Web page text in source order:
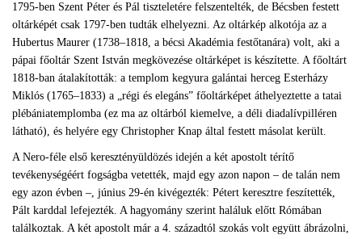
1795-ben Szent Péter és Pál tiszteletére felszentelték, de Bécsben festett
oltárképét csak 1797-ben tudták elhelyezni. Az oltárkép alkotója az a
Hubertus Maurer (1738–1818, a bécsi Akadémia festőtanára) volt, aki a
pápai főoltár Szent István megkövezése oltárképet is készítette. A főoltárt
1818-ban átalakították: a templom kegyura galántai herceg Esterházy
Miklós (1765–1833) a „régi és elegáns” főoltárképet áthelyeztette a tatai
plébániatemplomba (ez ma az oltárból kiemelve, a déli diadalívpilléren
látható), és helyére egy Christopher Knap által festett másolat került.
A Nero-féle első keresztényüldözés idején a két apostolt térítő
tevékenységéért fogságba vetették, majd egy azon napon – de talán nem
egy azon évben –, június 29-én kivégezték: Pétert keresztre feszítették,
Pált karddal lefejezték. A hagyomány szerint haláluk előtt Rómában
találkoztak. A két apostolt már a 4. századtól szokás volt együtt ábrázolni,